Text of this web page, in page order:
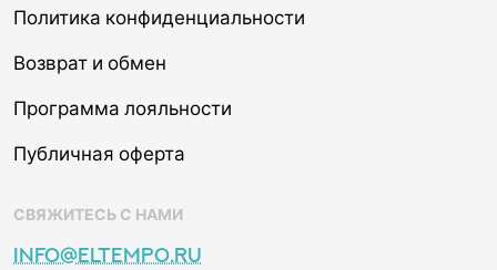
Политика конфиденциальности
Возврат и обмен
Программа лояльности
Публичная оферта
СВЯЖИТЕСЬ С НАМИ
info@eltempo.ru